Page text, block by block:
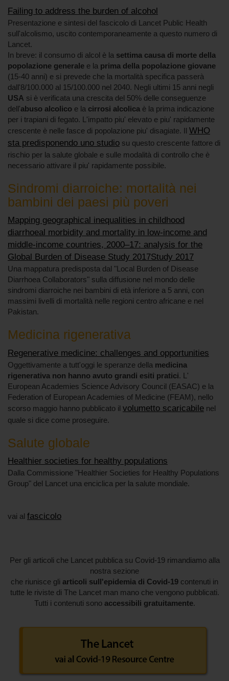
Failing to address the burden of alcohol
Presentazione e sintesi del fascicolo di Lancet Public Health
sull'alcolismo, uscito contemporaneamente a questo numero di
Lancet.
In breve: il consumo di alcol è la settima causa di morte della
popolazione generale e la prima della popolazione giovane
(15-40 anni) e si prevede che la mortalità specifica passerà
dall'8/100.000 al 15/100.000 nel 2040. Negli ultimi 15 anni negli
USA si è verificata una crescita del 50% delle conseguenze
dell'abuso alcolico e la cirrosi alcolica è la prima indicazione
per i trapiani di fegato. L'impatto piu' elevato e piu' rapidamente
crescente è nelle fasce di popolazione piu' disagiate. Il WHO
sta predisponendo uno studio su questo crescente fattore di
rischio per la salute globale e sulle modalità di controllo che è
necessario attivare il piu' rapidamente possibile.
Sindromi diarroiche: mortalità nei
bambini dei paesi più poveri
Mapping geographical inequalities in childhood
diarrhoeal morbidity and mortality in low-income and
middle-income countries, 2000–17: analysis for the
Global Burden of Disease Study 2017Study 2017
Una mappatura predisposta dal "Local Burden of Disease
Diarrhoea Collaborators" sulla diffusione nel mondo delle
sindromi diarroiche nei bambini di età inferiore a 5 anni, con
massimi livelli di mortalità nelle regioni centro africane e nel
Pakistan.
Medicina rigenerativa
Regenerative medicine: challenges and opportunities
Oggettivamente a tutt'oggi le speranze della medicina
rigenerativa non hanno avuto grandi esiti pratici. L'
European Academies Science Advisory Council (EASAC) e la
Federation of European Academies of Medicine (FEAM), nello
scorso maggio hanno pubblicato il volumetto scaricabile nel
quale si dice come proseguire.
Salute globale
Healthier societies for healthy populations
Dalla Commissione "Healthier Societies for Healthy Populations
Group" del Lancet una enciclica per la salute mondiale.
vai al fascicolo
Per gli articoli che Lancet pubblica su Covid-19 rimandiamo alla
nostra sezione
che riunisce gli articoli sull'epidemia di Covid-19 contenuti in
tutte le riviste di The Lancet man mano che vengono pubblicati.
Tutti i contenuti sono accessibili gratuitamente.